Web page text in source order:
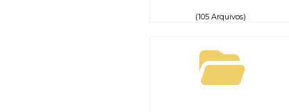
(105 Arquivos)